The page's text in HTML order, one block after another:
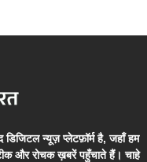
न्यूज़ प्लेटफ़ॉर्म है, जहाँ हम
और रोचक ख़बरें पहुँचाते हैं। चाहे